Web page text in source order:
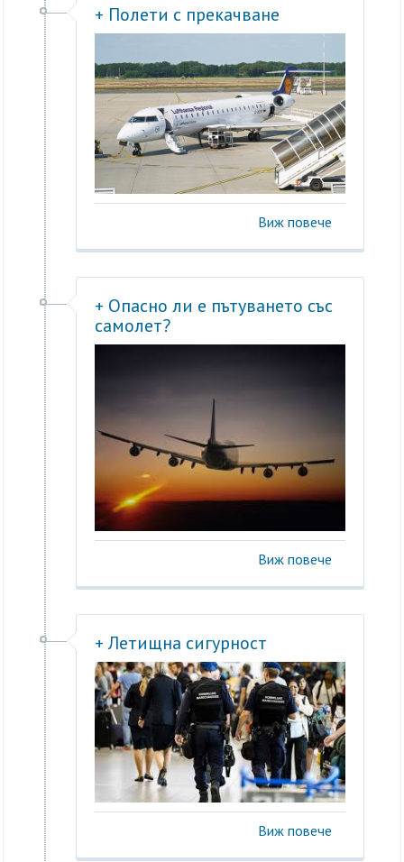
+ Полети с прекачване
Виж повече
+ Опасно ли е пътуването със
самолет?
Виж повече
+ Летищна сигурност
Виж повече